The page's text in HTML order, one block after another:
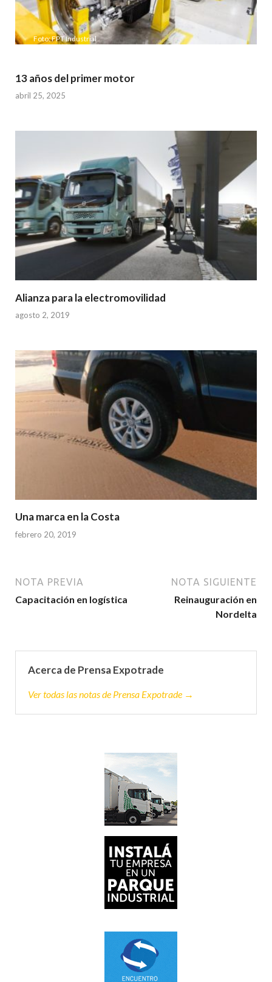
Foto: FPT Industrial
13 años del primer motor
abril 25, 2025
Alianza para la electromovilidad
agosto 2, 2019
Una marca en la Costa
febrero 20, 2019
NOTA PREVIA
Capacitación en logística
NOTA SIGUIENTE
Reinauguración en
Nordelta
Acerca de Prensa Expotrade
Ver todas las notas de Prensa Expotrade →